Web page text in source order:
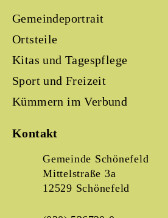
Gemeindeportrait
Ortsteile
Kitas und Tagespflege
Sport und Freizeit
Kümmern im Verbund
Kontakt
Gemeinde Schönefeld
Mittelstraße 3a
12529 Schönefeld